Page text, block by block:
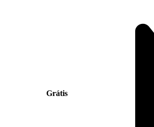
Grátis